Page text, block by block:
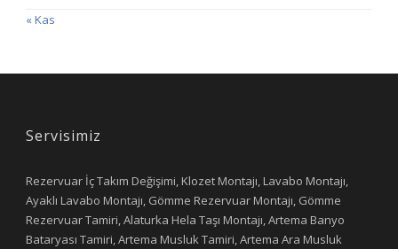
« Kas
Servisimiz
Rezervuar İç Takım Değişimi, Klozet Montajı, Lavabo Montajı,
Ayaklı Lavabo Montajı, Gömme Rezervuar Montajı, Gömme
Rezervuar Tamiri, Alaturka Hela Taşı Montajı, Artema Banyo
Bataryası Tamiri, Artema Musluk Tamiri, Artema Ara Musluk